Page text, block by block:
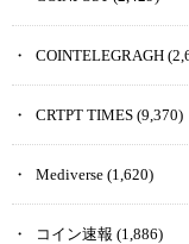
COINTELEGRAGH
CRTPT TIMES (9,370)
Mediverse (1,620)
コイン速報 (1,886)